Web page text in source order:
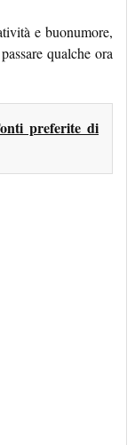
e buonumore,
qualche ora
preferite di